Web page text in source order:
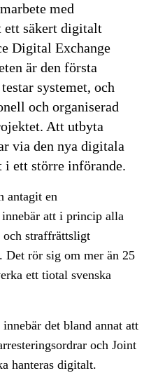
med
ett säkert digitalt
Digital Exchange
är den första
systemet, och
och organiserad
Att utbyta
via den nya digitala
i ett större införande.
antagit en
att i princip alla
straffrättsligt
Det rör sig om mer än 25
ett tiotal svenska
det bland annat att
och Joint
hanteras digitalt.